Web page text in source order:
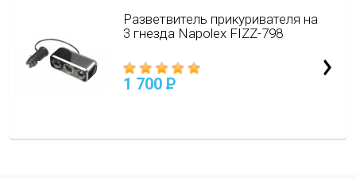
Разветвитель прикуривателя на
3 гнезда Napolex FIZZ-798
1 700 P